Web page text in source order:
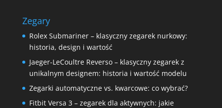
Zegary
Rolex Submariner – klasyczny zegarek nurkowy:
historia, design i wartość
Jaeger-LeCoultre Reverso – klasyczny zegarek z
unikalnym designem: historia i wartość modelu
Zegarki automatyczne vs. kwarcowe: co wybrać?
Fitbit Versa 3 – zegarek dla aktywnych: jakie